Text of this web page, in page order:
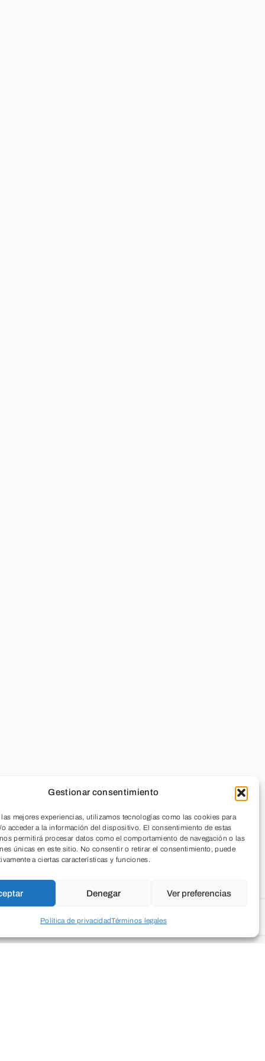
Gestionar consentimiento
las mejores experiencias, utilizamos tecnologías como las cookies para
o acceder a la información del dispositivo. El consentimiento de estas
permitirá procesar datos como el comportamiento de navegación o las
únicas en este sitio. No consentir o retirar el consentimiento, puede
a ciertas características y funciones.
Denegar Ver preferencias
Política de privacidadTérminos legales